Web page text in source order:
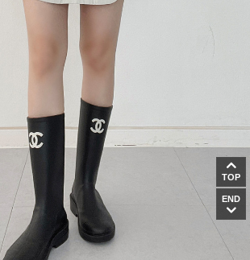
TOP
END